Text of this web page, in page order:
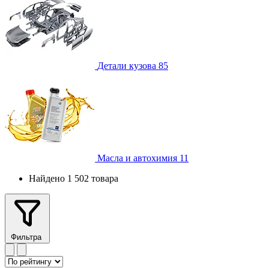
Детали кузова 85
Масла и автохимия 11
Найдено 1 502 товара
Фильтра